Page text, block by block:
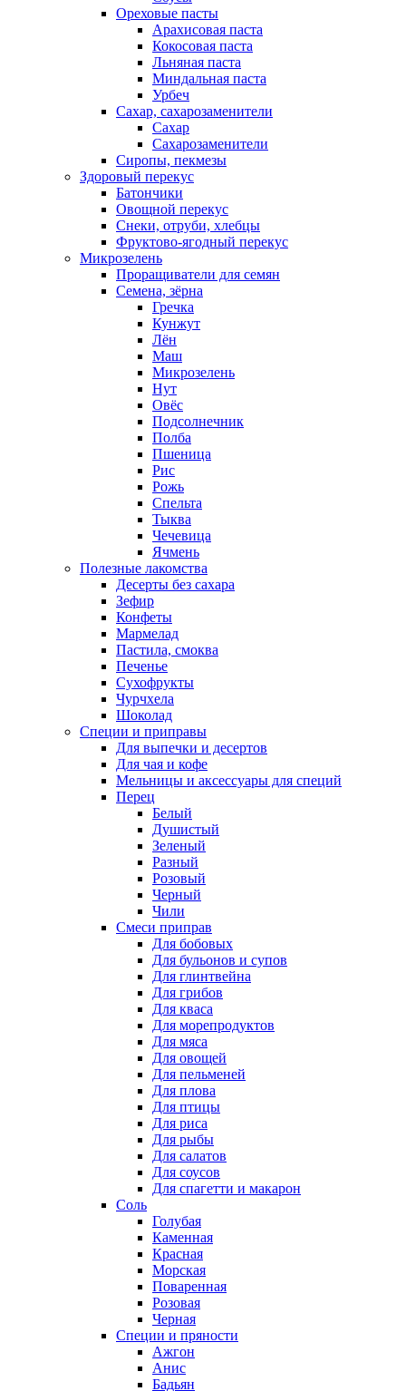
Ореховые пасты
Арахисовая паста
Кокосовая паста
Льняная паста
Миндальная паста
Урбеч
Сахар, сахарозаменители
Сахар
Сахарозаменители
Сиропы, пекмезы
Здоровый перекус
Батончики
Овощной перекус
Снеки, отруби, хлебцы
Фруктово-ягодный перекус
Микрозелень
Проращиватели для семян
Семена, зёрна
Гречка
Кунжут
Лён
Маш
Микрозелень
Нут
Овёс
Подсолнечник
Полба
Пшеница
Рис
Рожь
Спельта
Тыква
Чечевица
Ячмень
Полезные лакомства
Десерты без сахара
Зефир
Конфеты
Мармелад
Пастила, смоква
Печенье
Сухофрукты
Чурчхела
Шоколад
Специи и приправы
Для выпечки и десертов
Для чая и кофе
Мельницы и аксессуары для специй
Перец
Белый
Душистый
Зеленый
Разный
Розовый
Черный
Чили
Смеси приправ
Для бобовых
Для бульонов и супов
Для глинтвейна
Для грибов
Для кваса
Для морепродуктов
Для мяса
Для овощей
Для пельменей
Для плова
Для птицы
Для риса
Для рыбы
Для салатов
Для соусов
Для спагетти и макарон
Соль
Голубая
Каменная
Красная
Морская
Поваренная
Розовая
Черная
Специи и пряности
Ажгон
Анис
Бадьян